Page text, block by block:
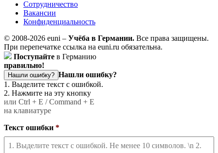
Сотрудничество
Вакансии
Конфиденциальность
© 2008-2026 euni – Учёба в Германии. Все права защищены.
При перепечатке ссылка на euni.ru обязательна.
Поступайте в Германию
правильно!
Нашли ошибку? Нашли ошибку?
1. Выделите текст с ошибкой.
2. Нажмите на эту кнопку
или Ctrl + E / Command + E
на клавиатуре
Текст ошибки *